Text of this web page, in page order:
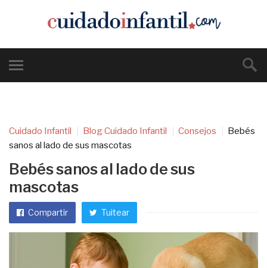
Cuidado Infantil Blog Cuidado Infantil Consejos
Bebés
sanos al lado de sus mascotas
Bebés sanos al lado de sus
mascotas
Compartir Tuitear